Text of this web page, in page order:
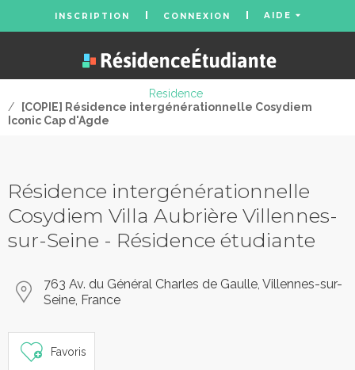
INSCRIPTION CONNEXION AIDE
Residence
/
[COPIE] Résidence intergénérationnelle Cosydiem
Iconic Cap d'Agde
Résidence intergénérationnelle
Cosydiem Villa Aubrière Villennes-
sur-Seine - Résidence étudiante
763 Av. du Général Charles de Gaulle, Villennes-sur-
Seine, France
Favoris